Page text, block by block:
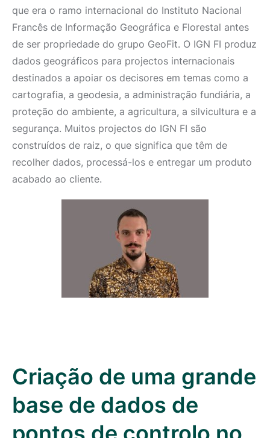
que era o ramo internacional do Instituto Nacional
Francês de Informação Geográfica e Florestal antes
de ser propriedade do grupo GeoFit. O IGN FI produz
dados geográficos para projectos internacionais
destinados a apoiar os decisores em temas como a
cartografia, a geodesia, a administração fundiária, a
proteção do ambiente, a agricultura, a silvicultura e a
segurança. Muitos projectos do IGN FI são
construídos de raiz, o que significa que têm de
recolher dados, processá-los e entregar um produto
acabado ao cliente.
Criação de uma grande
base de dados de